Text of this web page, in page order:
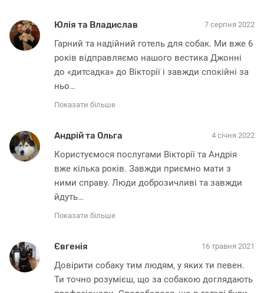
Юлія та Владислав 7 серпня 2022
Гарний та надійний готель для собак. Ми вже 6
років відправляємо нашого вестика Джонні
до «дитсадка» до Вікторії і завжди спокійні за
ньо…
Показати більше
Андрій та Ольга 4 січня 2022
Користуємося послугами Вікторії та Андрія
вже кілька років. Завжди приємно мати з
ними справу. Люди доброзичливі та завжди
йдуть…
Показати більше
Євгенія 16 травня 2021
Довірити собаку тим людям, у яких ти певен.
Ти точно розумієш, що за собакою доглядають